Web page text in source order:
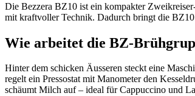
Die Bezzera BZ10 ist ein kompakter
mit kraftvoller Technik. Dadurch bringt die
Wie arbeitet die BZ-
Hinter dem schicken Äusseren steckt eine
regelt ein Pressostat mit Manometer den
schäumt Milch auf – ideal für Cappuccino und